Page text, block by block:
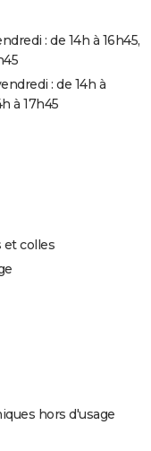
: de 14h à 16h45,
: de 14h à
à 17h45
et colles
hors d'usage